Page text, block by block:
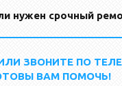
нужен срочный
ЗВОНИТЕ ПО
ВАМ ПОМОЧЬ!